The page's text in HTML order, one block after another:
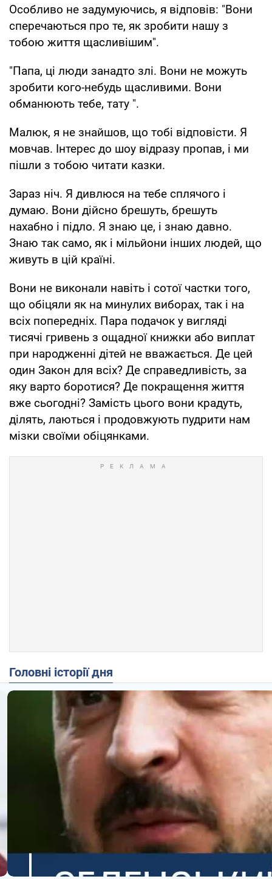
Особливо не задумуючись, я відповів: "Вони
сперечаються про те, як зробити нашу з
тобою життя щасливішим".
"Папа, ці люди занадто злі. Вони не можуть
зробити кого-небудь щасливими. Вони
обманюють тебе, тату ".
Малюк, я не знайшов, що тобі відповісти. Я
мовчав. Інтерес до шоу відразу пропав, і ми
пішли з тобою читати казки.
Зараз ніч. Я дивлюся на тебе сплячого і
думаю. Вони дійсно брешуть, брешуть
нахабно і підло. Я знаю це, і знаю давно.
Знаю так само, як і мільйони інших людей, що
живуть в цій країні.
Вони не виконали навіть і сотої частки того,
що обіцяли як на минулих виборах, так і на
всіх попередніх. Пара подачок у вигляді
тисячі гривень з ощадної книжки або виплат
при народженні дітей не вважається. Де цей
один Закон для всіх? Де справедливість, за
яку варто боротися? Де покращення життя
вже сьогодні? Замість цього вони крадуть,
ділять, лаються і продовжують пудрити нам
мізки своїми обіцянками.
Головні історії дня